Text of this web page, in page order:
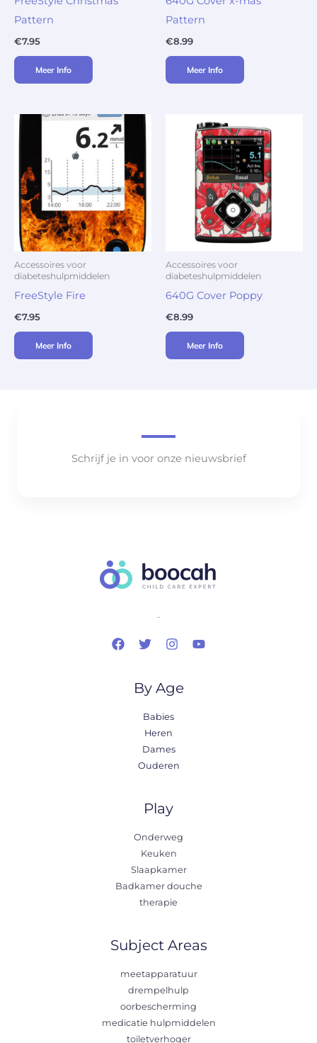
Pattern
€7.95
Meer Info
Pattern
€8.99
Meer Info
Accessoires voor
diabeteshulpmiddelen
FreeStyle Fire
€7.95
Meer Info
Accessoires voor
diabeteshulpmiddelen
640G Cover Poppy
€8.99
Meer Info
Schrijf je in voor onze nieuwsbrief
..
By Age
Babies
Heren
Dames
Ouderen
Play
Onderweg
Keuken
Slaapkamer
Badkamer douche
therapie
Subject Areas
meetapparatuur
drempelhulp
oorbescherming
medicatie hulpmiddelen
toiletverhoger